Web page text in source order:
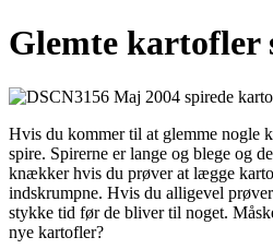
Glemte
Hvis du kommer til at glemme nogle
spire. Spirerne er lange og blege og
knækker hvis du prøver at lægge
indskrumpne. Hvis du alligevel
stykke tid før de bliver til noget.
nye kartofler?